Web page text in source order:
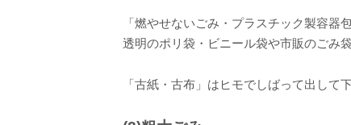
「燃やせないごみ・プラスチック製容
透明のポリ袋・ビニール袋や市販のごみ
「古紙・古布」はヒモでしばって出して下